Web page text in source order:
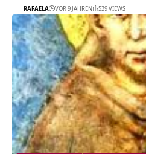
RAFAELA VOR 9 JAHREN 539 VIEWS